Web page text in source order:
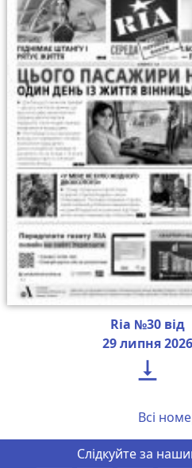
Ria №30 від
29 липня 2026

Всі
Слідкуйте за